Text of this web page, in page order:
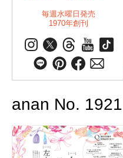
毎週水曜日発売
1970年創刊
anan No. 1921